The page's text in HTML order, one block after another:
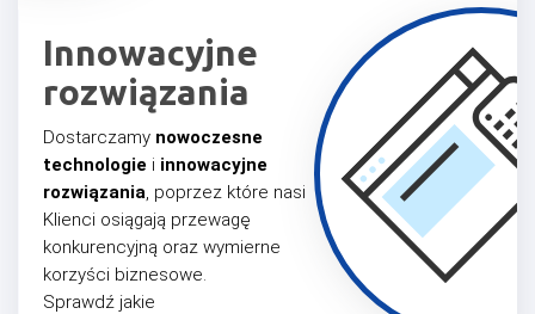
Innowacyjne
rozwiązania
Dostarczamy nowoczesne
technologie i innowacyjne
rozwiązania, poprzez które nasi
Klienci osiągają przewagę
konkurencyjną oraz wymierne
korzyści biznesowe.
Sprawdź jakie